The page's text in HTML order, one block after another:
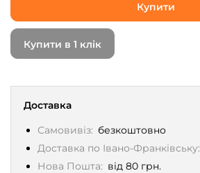
Доставка
Самовивіз: безкоштовно
Доставка по Івано-Франківську:
Нова Пошта: від 80 грн.
Купити
Купити в 1 клік